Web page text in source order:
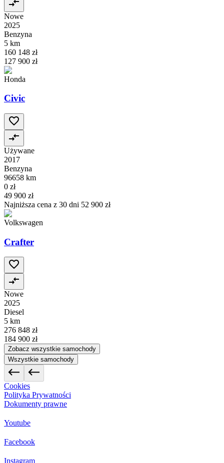
Nowe
2025
Benzyna
5 km
160 148 zł
127 900 zł
Honda
Civic
Używane
2017
Benzyna
96658 km
0 zł
49 900 zł
Najniższa cena z 30 dni 52 900 zł
Volkswagen
Crafter
Nowe
2025
Diesel
5 km
276 848 zł
184 900 zł
Zobacz wszystkie samochody
Wszystkie samochody
Cookies
Polityka Prywatności
Dokumenty prawne
Youtube
Facebook
Instagram